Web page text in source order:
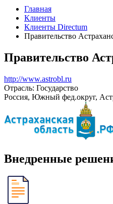
Главная
Клиенты
Клиенты Directum
Правительство
Правительство
http://www.astrobl.ru
Отрасль: Государство
Россия, Южный фед.округ,
Внедренные